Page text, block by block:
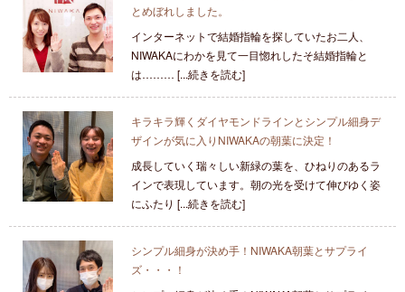
とめぼれしました。
インターネットで結婚指輪を探していたお二人、
NIWAKAにわかを見て一目惚れしたそ結婚指輪と
は……… [...続きを読む]
キラキラ輝くダイヤモンドラインとシンプル細身デ
ザインが気に入りNIWAKAの朝葉に決定！
成長していく瑞々しい新緑の葉を、ひねりのあるラ
インで表現しています。朝の光を受けて伸びゆく姿
にふたり [...続きを読む]
シンプル細身が決め手！NIWAKA朝葉とサプライ
ズ・・・！